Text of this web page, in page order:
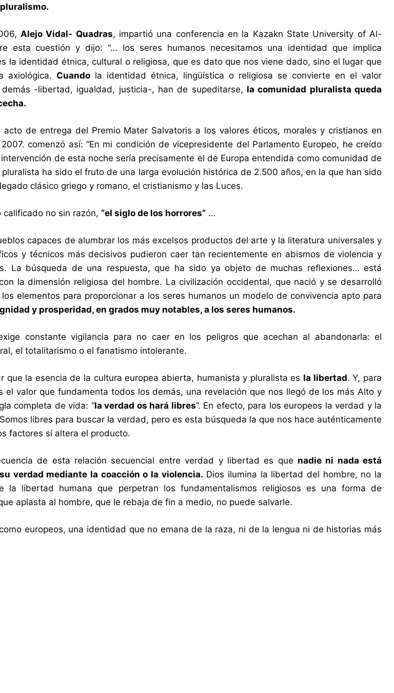
Alejo Vidal- Quadras, impartió una conferencia en la Kazakn State University of Al-
esta cuestión y dijo: “… los seres humanos necesitamos una identidad que implica
la identidad étnica, cultural o religiosa, que es dato que nos viene dado, sino el lugar que
axiológica. Cuando la identidad étnica, lingüística o religiosa se convierte en el valor
-libertad, igualdad, justicia-, han de supeditarse, la comunidad pluralista queda
de entrega del Premio Mater Salvatoris a los valores éticos, morales y cristianos en
comenzó así: “En mi condición de vicepresidente del Parlamento Europeo, he creído
de esta noche sería precisamente el de Europa entendida como comunidad de
ha sido el fruto de una larga evolución histórica de 2.500 años, en la que han sido
clásico griego y romano, el cristianismo y las Luces.
calificado no sin razón, “el siglo de los horrores” …
capaces de alumbrar los más excelsos productos del arte y la literatura universales y
y técnicos más decisivos pudieron caer tan recientemente en abismos de violencia y
La búsqueda de una respuesta, que ha sido ya objeto de muchas reflexiones… está
la dimensión religiosa del hombre. La civilización occidental, que nació y se desarrolló
elementos para proporcionar a los seres humanos un modelo de convivencia apto para
y prosperidad, en grados muy notables, a los seres humanos.
constante vigilancia para no caer en los peligros que acechan al abandonarla: el
el totalitarismo o el fanatismo intolerante.
que la esencia de la cultura europea abierta, humanista y pluralista es la libertad. Y, para
el valor que fundamenta todos los demás, una revelación que nos llegó de los más Alto y
completa de vida: “la verdad os hará libres”. En efecto, para los europeos la verdad y la
libres para buscar la verdad, pero es esta búsqueda la que nos hace auténticamente
factores sí altera el producto.
de esta relación secuencial entre verdad y libertad es que nadie ni nada está
verdad mediante la coacción o la violencia. Dios ilumina la libertad del hombre, no la
la libertad humana que perpetran los fundamentalismos religiosos es una forma de
aplasta al hombre, que le rebaja de fin a medio, no puede salvarle.
europeos, una identidad que no emana de la raza, ni de la lengua ni de historias más